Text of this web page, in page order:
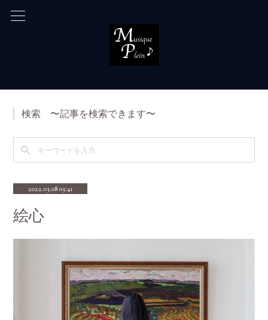
検索 〜記事を検索できます〜
2022.03.08 03:41
絵心